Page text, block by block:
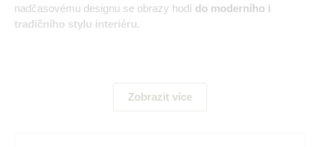
nadčasovému designu se obrazy hodí do moderního i
tradičního stylu interiéru.
Zobrazit více